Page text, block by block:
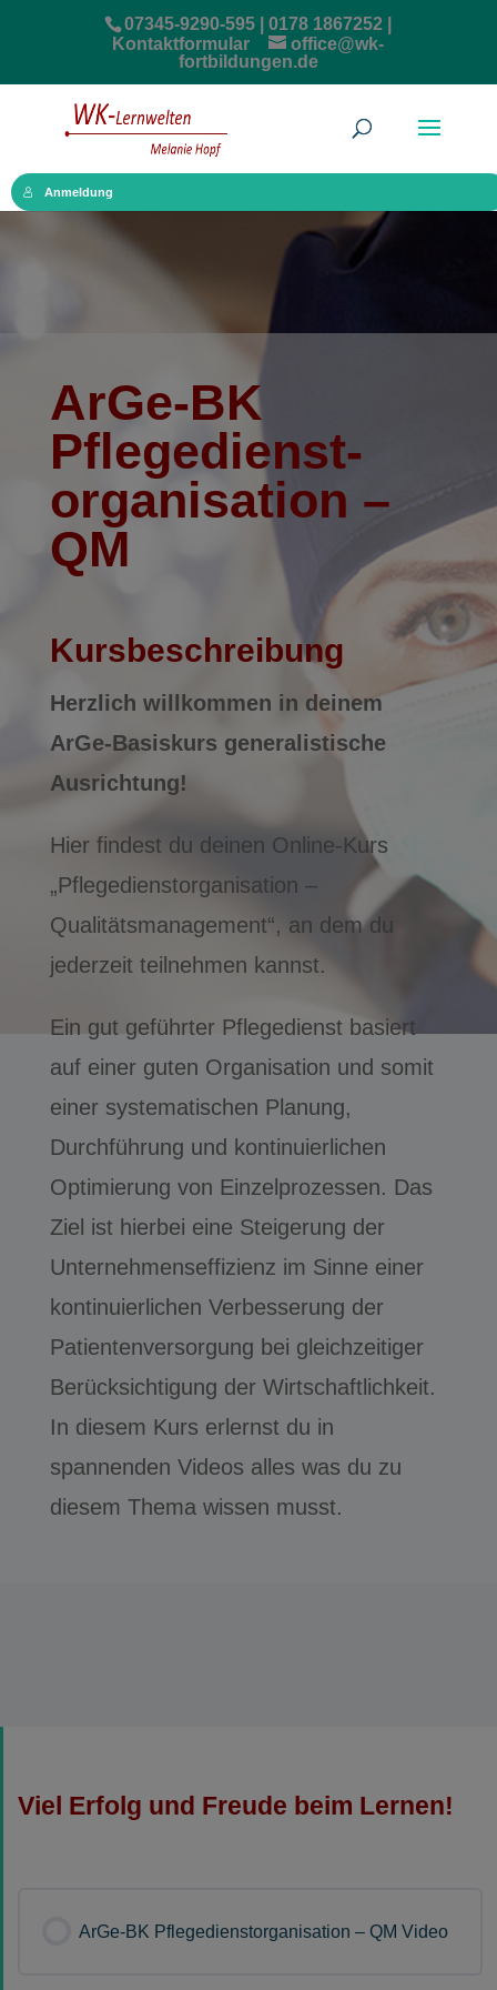
07345-9290-595 | 0178 1867252 |
Kontaktformular
office@wk-
fortbildungen.de
Anmeldung
ArGe-BK
Pflege­dienst­
organisation –
QM
Kursbeschreibung
Herzlich willkommen in deinem
ArGe-Basiskurs generalistische
Ausrichtung!
Hier findest du deinen Online-Kurs
„Pflegedienstorganisation –
Qualitätsmanagement“, an dem du
jederzeit teilnehmen kannst.
Ein gut geführter Pflegedienst basiert
auf einer guten Organisation und somit
einer systematischen Planung,
Durchführung und kontinuierlichen
Optimierung von Einzelprozessen. Das
Ziel ist hierbei eine Steigerung der
Unternehmenseffizienz im Sinne einer
kontinuierlichen Verbesserung der
Patientenversorgung bei gleichzeitiger
Berücksichtigung der Wirtschaftlichkeit.
In diesem Kurs erlernst du in
spannenden Videos alles was du zu
diesem Thema wissen musst.
Viel Erfolg und Freude beim Lernen!
ArGe-BK Pflegedienstorganisation – QM Video